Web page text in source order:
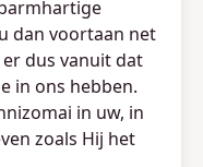
dan voortaan net
er dus vanuit dat
in ons hebben.
in uw, in
zoals Hij het